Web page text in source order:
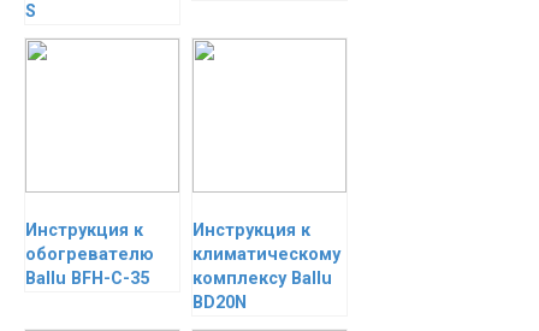
S
Инструкция к
обогревателю
Ballu BFH-С-35
Инструкция к
климатическому
комплексу Ballu
BD20N